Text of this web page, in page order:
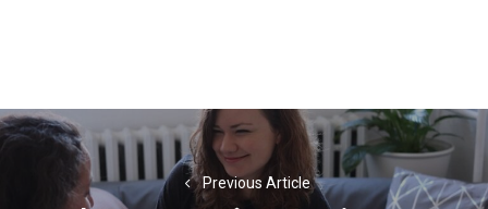
Navigation
Previous Article